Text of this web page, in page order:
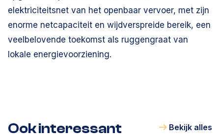
elektriciteitsnet van het openbaar vervoer, met zijn
enorme netcapaciteit en wijdverspreide bereik, een
veelbelovende toekomst als ruggengraat van
lokale energievoorziening.
Ook interessant Bekijk alles